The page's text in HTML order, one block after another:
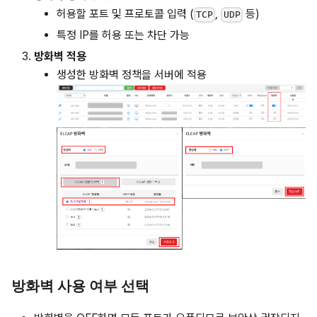
허용할 포트 및 프로토콜 입력 ( TCP , UDP 등)
특정 IP를 허용 또는 차단 가능
방화벽 적용
생성한 방화벽 정책을 서버에 적용
방화벽 사용 여부 선택